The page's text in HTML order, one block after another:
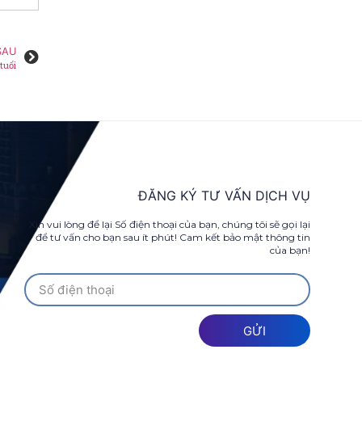
ĐĂNG KÝ TƯ VẤN DỊCH VỤ
Xin vui lòng để lại Số điện thoại của bạn, chúng tôi sẽ gọi lại
để tư vấn cho bạn sau ít phút! Cam kết bảo mật thông tin
của bạn!
GỬI